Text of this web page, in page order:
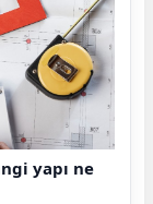
yapı ne